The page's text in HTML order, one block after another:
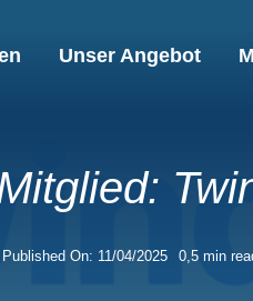
Unser Angebot
Published On: 11/04/2025 0,5 min